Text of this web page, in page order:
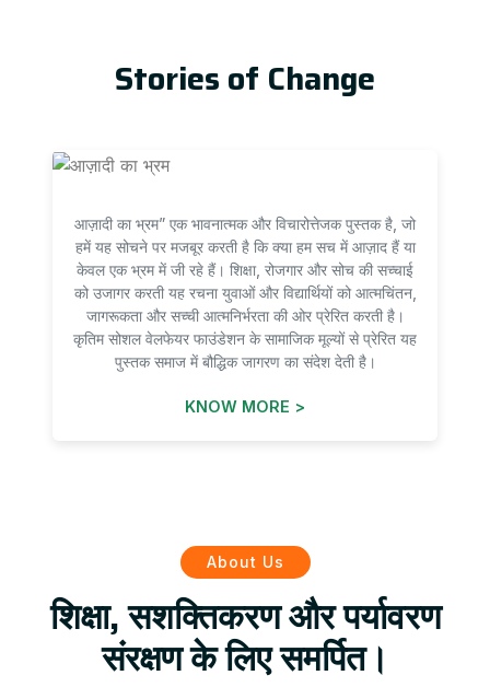
Stories of Change
आज़ादी का भ्रम” एक भावनात्मक और विचारोत्तेजक पुस्तक है, जो
हमें यह सोचने पर मजबूर करती है कि क्या हम सच में आज़ाद हैं या
केवल एक भ्रम में जी रहे हैं। शिक्षा, रोजगार और सोच की सच्चाई
को उजागर करती यह रचना युवाओं और विद्यार्थियों को आत्मचिंतन,
जागरूकता और सच्ची आत्मनिर्भरता की ओर प्रेरित करती है।
कृतिम सोशल वेलफेयर फाउंडेशन के सामाजिक मूल्यों से प्रेरित यह
पुस्तक समाज में बौद्धिक जागरण का संदेश देती है।
KNOW MORE >
About Us
शिक्षा, सशक्तिकरण और पर्यावरण
संरक्षण के लिए समर्पित।